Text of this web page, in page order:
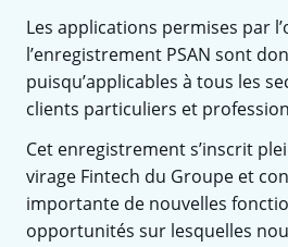
Les applications permises par
l’enregistrement PSAN sont
puisqu’applicables à tous les
clients particuliers et
Cet enregistrement s’inscrit
virage Fintech du Groupe et
importante de nouvelles
opportunités sur lesquelles